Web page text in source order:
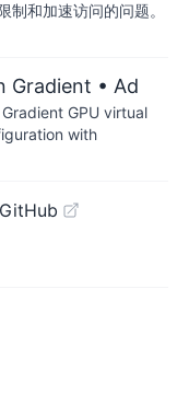
和加速访问的问题。
Gradient • Ad
GPU virtual
with